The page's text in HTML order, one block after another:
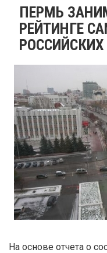
ПЕРМЬ
РЕЙТИНГЕ
На основе отчета о